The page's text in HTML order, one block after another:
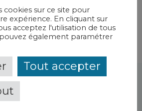
cookies sur ce site pour
expérience. En cliquant sur
acceptez l'utilisation de tous
pouvez également paramétrer
Tout accepter